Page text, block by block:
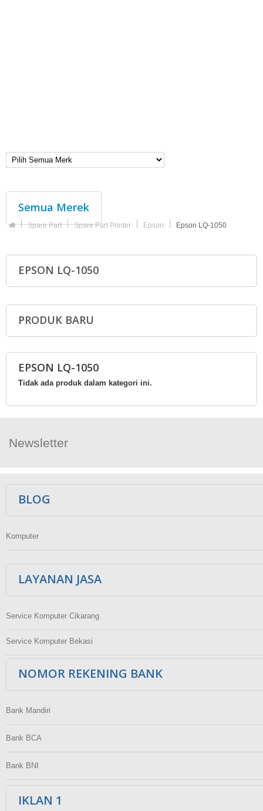
Semua Merek
Spare Part Spare Part Printer Epson Epson LQ-1050
EPSON LQ-1050
PRODUK BARU
EPSON LQ-1050
Tidak ada produk dalam kategori ini.
Newsletter
BLOG
Komputer
LAYANAN JASA
Service Komputer Cikarang
Service Komputer Bekasi
NOMOR REKENING BANK
Bank Mandiri
Bank BCA
Bank BNI
IKLAN 1